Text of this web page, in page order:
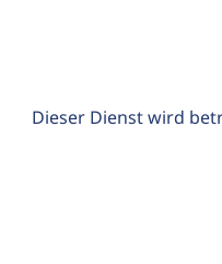
Dieser Dienst wird